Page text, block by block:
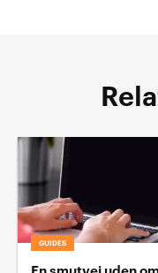
GUIDES